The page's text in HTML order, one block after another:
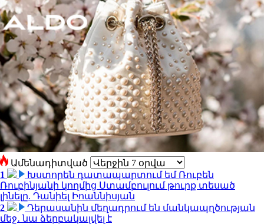
Ամենադիտված
1
Խստորեն դատապարտում եմ Ռուբեն
Ռուբինյանի կողմից Ստամբուլում թուրք տեսած
լինելը. Դանիել Իոաննիսյան
2
Դերասանին մեղադրում են մանկապղծության
մեջ․ նա ձերբակալվել է